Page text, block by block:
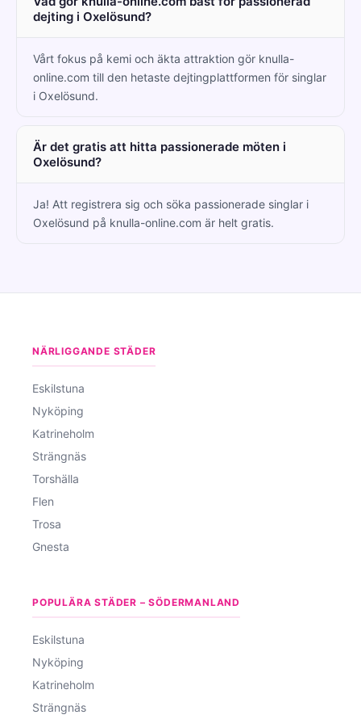
dejting i Oxelösund?
Vårt fokus på kemi och äkta attraktion gör knulla-
online.com till den hetaste dejtingplattformen för singlar
i Oxelösund.
Är det gratis att hitta passionerade möten i
Oxelösund?
Ja! Att registrera sig och söka passionerade singlar i
Oxelösund på knulla-online.com är helt gratis.
NÄRLIGGANDE STÄDER
Eskilstuna
Nyköping
Katrineholm
Strängnäs
Torshälla
Flen
Trosa
Gnesta
POPULÄRA STÄDER – SÖDERMANLAND
Eskilstuna
Nyköping
Katrineholm
Strängnäs